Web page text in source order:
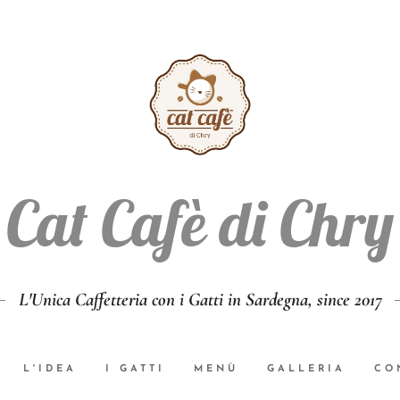
Cat Cafè di Chry
L'Unica Caffetteria con i Gatti in Sardegna, since 2017
L'IDEA I GATTI MENÙ GALLERIA